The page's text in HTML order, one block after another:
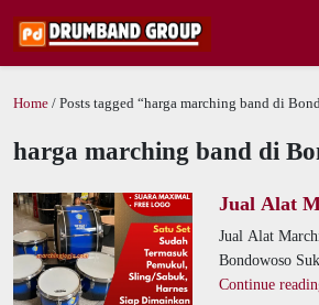
Home / Posts tagged “harga marching band di
harga marching band di
Jual Alat
Jawa
Sukosari
Jual Alat
Bondowoso
Sebagai
Continue